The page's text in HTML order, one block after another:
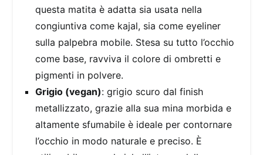
questa matita è adatta sia usata nella
congiuntiva come kajal, sia come eyeliner
sulla palpebra mobile. Stesa su tutto l’occhio
come base, ravviva il colore di ombretti e
pigmenti in polvere.
Grigio (vegan): grigio scuro dal finish
metallizzato, grazie alla sua mina morbida e
altamente sfumabile è ideale per contornare
l’occhio in modo naturale e preciso. È